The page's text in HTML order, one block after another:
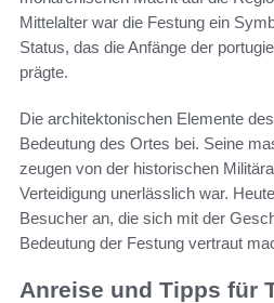
Mittelalter war die Festung ein
Status, das die Anfänge der
prägte.
Die architektonischen Elemente
Bedeutung des Ortes bei. Seine
zeugen von der historischen
Verteidigung unerlässlich war.
Besucher an, die sich mit der
Bedeutung der Festung vertraut
Anreise und Tipps für